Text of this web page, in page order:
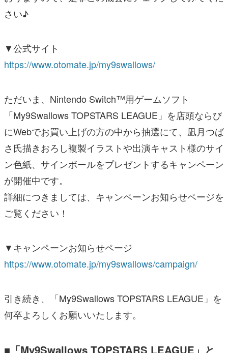
さい♪
▼公式サイト
https://www.otomate.jp/my9swallows/
ただいま、Nintendo Switch™用ゲームソフト
「My9Swallows TOPSTARS LEAGUE」を店頭ならび
にWebでお買い上げの方の中から抽選にて、凪月つば
さ氏描きおろし複製イラストや出演キャスト様のサイ
ン色紙、サインボールをプレゼントするキャンペーン
が開催中です。
詳細につきましては、キャンペーンお知らせページを
ご覧ください！
▼キャンペーンお知らせページ
https://www.otomate.jp/my9swallows/campaign/
引き続き、「My9Swallows TOPSTARS LEAGUE」を
何卒よろしくお願いいたします。
■「My9Swallows TOPSTARS LEAGUE」と